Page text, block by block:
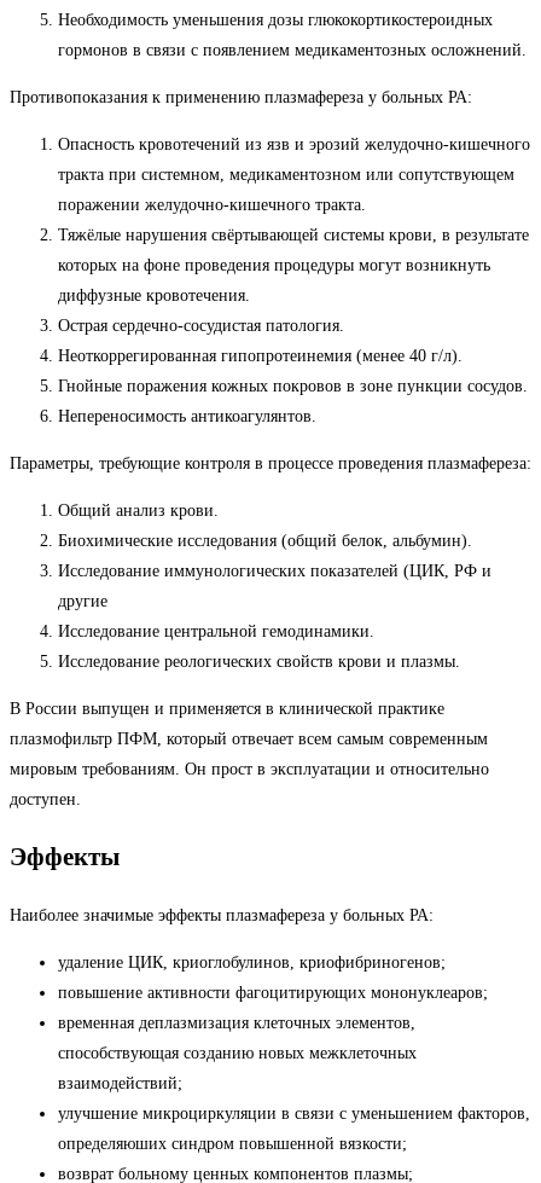
Необходимость уменьшения дозы глюкокортикостероидных
гормонов в связи с появлением медикаментозных осложнений.
Противопоказания к применению плазмафереза у больных РА:
Опасность кровотечений из язв и эрозий желудочно-кишечного
тракта при системном, медикаментозном или сопутствующем
поражении желудочно-кишечного тракта.
Тяжёлые нарушения свёртывающей системы крови, в результате
которых на фоне проведения процедуры могут возникнуть
диффузные кровотечения.
Острая сердечно-сосудистая патология.
Неоткоррегированная гипопротеинемия (менее 40 г/л).
Гнойные поражения кожных покровов в зоне пункции сосудов.
Непереносимость антикоагулянтов.
Параметры, требующие контроля в процессе проведения плазмафереза:
Общий анализ крови.
Биохимические исследования (общий белок, альбумин).
Исследование иммунологических показателей (ЦИК, РФ и
другие
Исследование центральной гемодинамики.
Исследование реологических свойств крови и плазмы.
В России выпущен и применяется в клинической практике
плазмофильтр ПФМ, который отвечает всем самым современным
мировым требованиям. Он прост в эксплуатации и относительно
доступен.
Эффекты
Наиболее значимые эффекты плазмафереза у больных РА:
удаление ЦИК, криоглобулинов, криофибриногенов;
повышение активности фагоцитирующих мононуклеаров;
временная деплазмизация клеточных элементов,
способствующая созданию новых межклеточных
взаимодействий;
улучшение микроциркуляции в связи с уменьшением факторов,
определяюших синдром повышенной вязкости;
возврат больному ценных компонентов плазмы;